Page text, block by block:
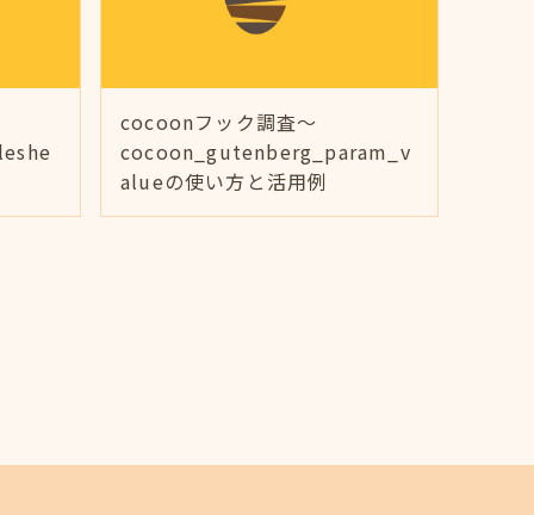
cocoonフック調査～
cocoon_gutenberg_param_v
alueの使い方と活用例